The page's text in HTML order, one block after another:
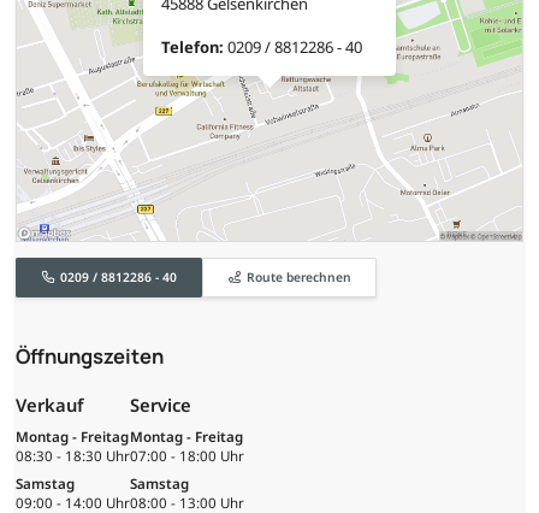
Telefon: 0209 / 8812286 - 40
0209 / 8812286 - 40 Route berechnen
Öffnungszeiten
Verkauf
Montag - Freitag
08:30 - 18:30 Uhr
Samstag
09:00 - 14:00 Uhr
Service
Montag - Freitag
07:00 - 18:00 Uhr
Samstag
08:00 - 13:00 Uhr